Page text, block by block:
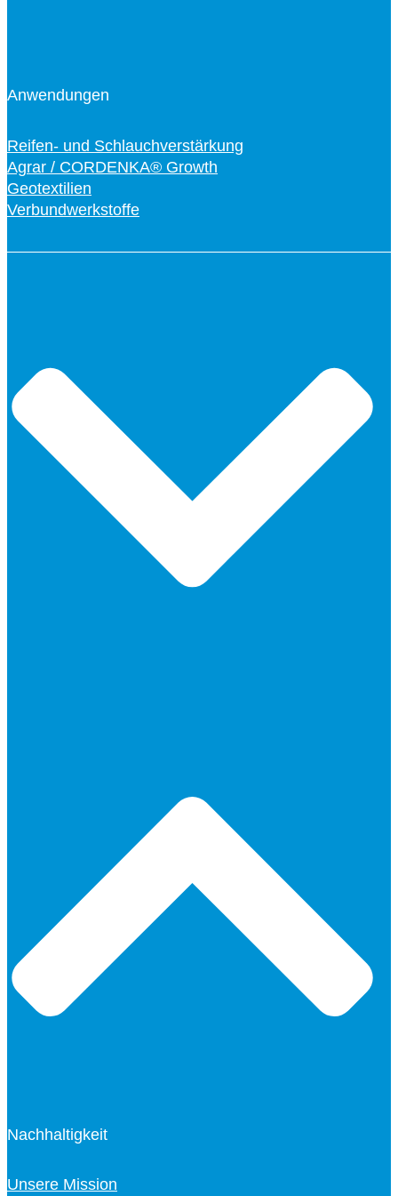
Anwendungen
Reifen- und Schlauchverstärkung
Agrar / CORDENKA® Growth
Geotextilien
Verbundwerkstoffe
Nachhaltigkeit
Unsere Mission